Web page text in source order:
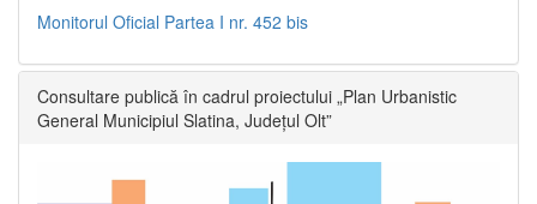
Monitorul Oficial Partea I nr. 452 bis
Consultare publică în cadrul proiectului „Plan Urbanistic
General Municipiul Slatina, Județul Olt”